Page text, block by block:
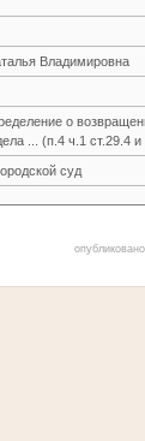
Владимировна
о
... (п.4 ч.1 ст.29.4
суд